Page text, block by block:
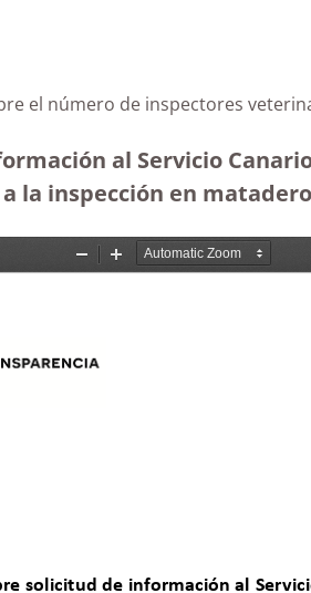
el número de inspectores
al Servicio
inspección en